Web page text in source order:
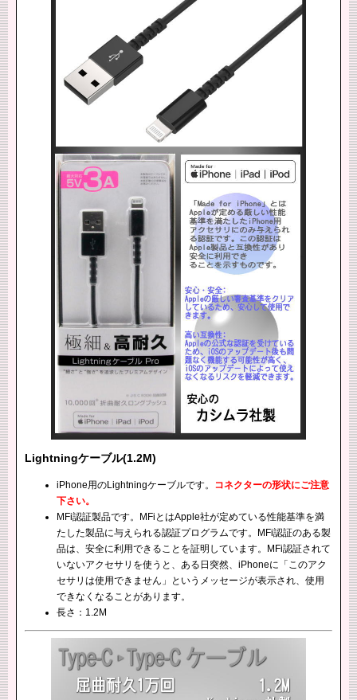
Lightningケーブル(1.2M)
iPhone用のLightningケーブルです。 コネクターの形状にご注意
下さい。
MFi認証製品です。MFiとはApple社が定めている性能基準を満
たした製品に与えられる認証プログラムです。MFi認証のある製
品は、安全に利用できることを証明しています。MFi認証されて
いないアクセサリを使うと、ある日突然、iPhoneに「このアク
セサリは使用できません」というメッセージが表示され、使用
できなくなることがあります。
長さ：1.2M